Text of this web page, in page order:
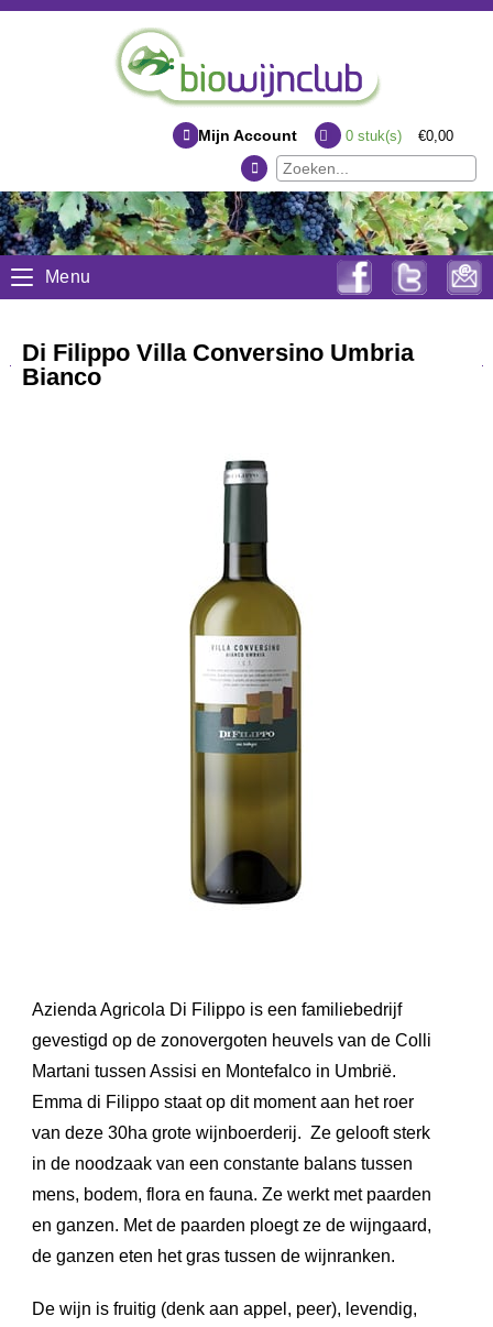
Mijn Account 0stuk(s) €0,00
Menu
Di Filippo Villa Conversino Umbria
Bianco
Azienda Agricola Di Filippo is een familiebedrijf
gevestigd op de zonovergoten heuvels van de Colli
Martani tussen Assisi en Montefalco in Umbrië.
Emma di Filippo staat op dit moment aan het roer
van deze 30ha grote wijnboerderij. Ze gelooft sterk
in de noodzaak van een constante balans tussen
mens, bodem, flora en fauna. Ze werkt met paarden
en ganzen. Met de paarden ploegt ze de wijngaard,
de ganzen eten het gras tussen de wijnranken.
De wijn is fruitig (denk aan appel, peer), levendig,